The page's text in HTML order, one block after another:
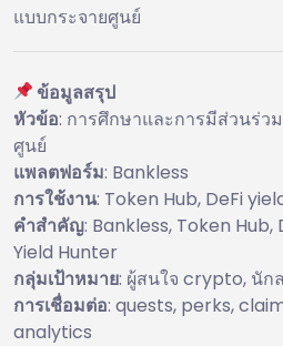
แบบกระจายศูนย์
ข้อมูลสรุป
หัวข้อ: การศึกษาและการมีส่วนร่ว
ศูนย์
แพลตฟอร์ม: Bankless
การใช้งาน: Token Hub, DeFi
คำสำคัญ: Bankless, Token
Yield Hunter
กลุ่มเป้าหมาย: ผู้สนใจ crypto, นัก
การเชื่อมต่อ: quests, perks,
analytics